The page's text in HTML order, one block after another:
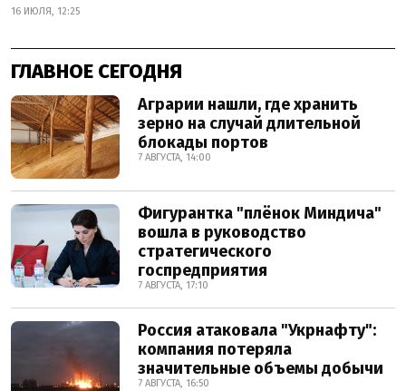
16 ИЮЛЯ, 12:25
ГЛАВНОЕ СЕГОДНЯ
Аграрии нашли, где хранить
зерно на случай длительной
блокады портов
7 АВГУСТА, 14:00
Фигурантка "плёнок Миндича"
вошла в руководство
стратегического
госпредприятия
7 АВГУСТА, 17:10
Россия атаковала "Укрнафту":
компания потеряла
значительные объемы добычи
7 АВГУСТА, 16:50